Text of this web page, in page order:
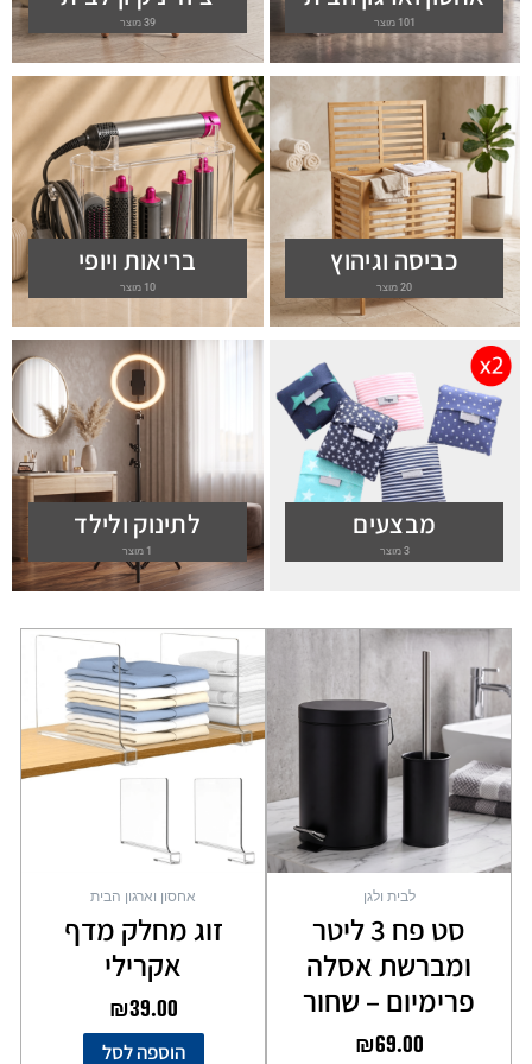
101 מוצר 39 מוצר
כביסה וגיהוץ
20 מוצר
בריאות ויופי
10 מוצר
מבצעים
3 מוצר
לתינוק ולילד
1 מוצר
לבית ולגן
סט פח 3 ליטר
ומברשת אסלה
פרימיום – שחור
₪69.00
אחסון וארגון הבית
זוג מחלק מדף
אקרילי
₪39.00
הוספה לסל